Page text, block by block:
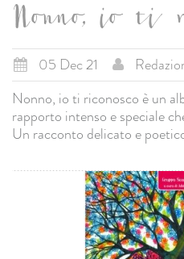
Nonno, io ti
05 Dec 21
Nonno, io ti riconosco è un
rapporto intenso e speciale
Un racconto delicato e